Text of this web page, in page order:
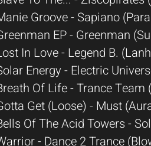
Groove - Sapiano
EP - Greenman
In Love - Legend B.
Energy - Electric
Of Life - Trance Team
Get (Loose) - Must
Of The Acid Towers -
- Dance 2 Trance